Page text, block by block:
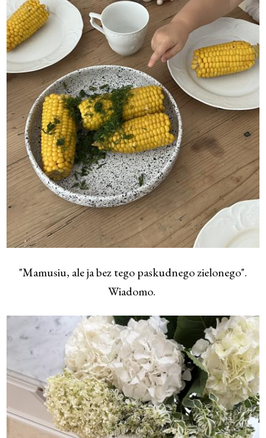
"Mamusiu, ale ja bez tego paskudnego zielonego".
Wiadomo.